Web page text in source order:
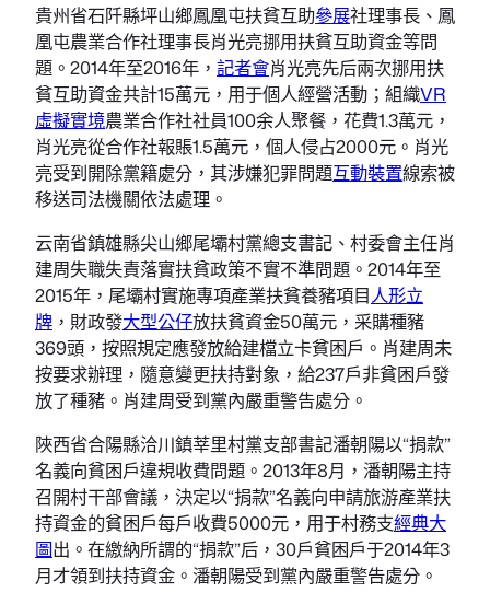
貴州省石阡縣坪山鄉鳳凰屯扶貧互助參展社理事長、鳳
凰屯農業合作社理事長肖光亮挪用扶貧互助資金等問
題。2014年至2016年， 記者會肖光亮先后兩次挪用扶
貧互助資金共計15萬元，用于個人經營活動；組織VR
虛擬實境農業合作社社員100余人聚餐，花費1.3萬元，
肖光亮從合作社報賬1.5萬元，個人侵占2000元。肖光
亮受到開除黨籍處分，其涉嫌犯罪問題互動裝置線索被
移送司法機關依法處理。
云南省鎮雄縣尖山鄉尾壩村黨總支書記、村委會主任肖
建周失職失責落實扶貧政策不實不準問題。2014年至
2015年，尾壩村實施專項產業扶貧養豬項目人形立
牌 ，財政發大型公仔放扶貧資金50萬元，采購種豬
369頭，按照規定應發放給建檔立卡貧困戶。肖建周未
按要求辦理，隨意變更扶持對象，給237戶非貧困戶發
放了種豬。肖建周受到黨內嚴重警告處分。
陜西省合陽縣洽川鎮莘里村黨支部書記潘朝陽以“捐款”
名義向貧困戶違規收費問題。2013年8月，潘朝陽主持
召開村干部會議，決定以“捐款”名義向申請旅游產業扶
持資金的貧困戶每戶收費5000元，用于村務支經典大
圖出。在繳納所謂的“捐款”后，30戶貧困戶于2014年3
月才領到扶持資金。潘朝陽受到黨內嚴重警告處分。